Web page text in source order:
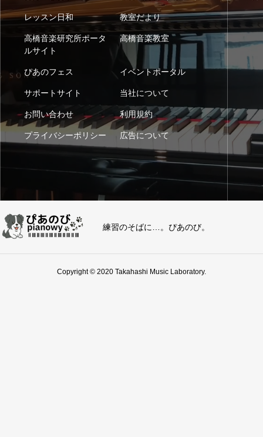
レッスン日和 教室だより
高橋音楽研究所ポータ
ルサイト
高橋音楽教室
ぴあのフェス イベントポータル
サポートサイト 当社について
お問い合わせ 利用規約
プライバシーポリシー 広告について
練習のそばに…。ぴあのび。
Copyright © 2020 Takahashi Music Laboratory.